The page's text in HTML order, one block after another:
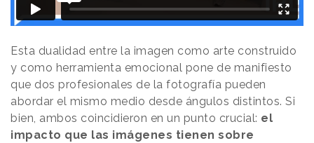
Esta dualidad entre la imagen como arte construido
y como herramienta emocional pone de manifiesto
que dos profesionales de la fotografía pueden
abordar el mismo medio desde ángulos distintos. Si
bien, ambos coincidieron en un punto crucial: el
impacto que las imágenes tienen sobre